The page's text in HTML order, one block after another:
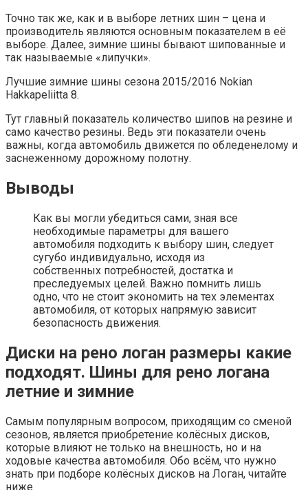
Точно так же, как и в выборе летних шин – цена и
производитель являются основным показателем в её
выборе. Далее, зимние шины бывают шипованные и
так называемые «липучки».
Лучшие зимние шины сезона 2015/2016 Nokian
Hakkapeliitta 8.
Тут главный показатель количество шипов на резине и
само качество резины. Ведь эти показатели очень
важны, когда автомобиль движется по обледенелому и
заснеженному дорожному полотну.
Выводы
Как вы могли убедиться сами, зная все
необходимые параметры для вашего
автомобиля подходить к выбору шин, следует
сугубо индивидуально, исходя из
собственных потребностей, достатка и
преследуемых целей. Важно помнить лишь
одно, что не стоит экономить на тех элементах
автомобиля, от которых напрямую зависит
безопасность движения.
Диски на рено логан размеры какие
подходят. Шины для рено логана
летние и зимние
Самым популярным вопросом, приходящим со сменой
сезонов, является приобретение колёсных дисков,
которые влияют не только на внешность, но и на
ходовые качества автомобиля. Обо всём, что нужно
знать при подборе колёсных дисков на Логан, читайте
ниже.